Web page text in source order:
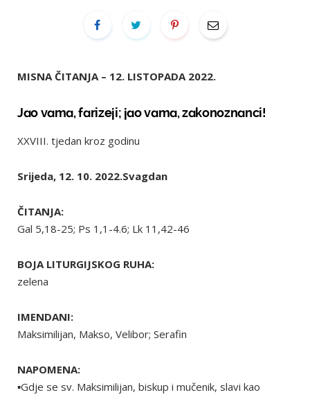
MISNA ČITANJA – 12. LISTOPADA 2022.
Jao vama, farizeji; jao vama, zakonoznanci!
XXVIII. tjedan kroz godinu
Srijeda, 12. 10. 2022.Svagdan
ČITANJA:
Gal 5,18-25; Ps 1,1-4.6; Lk 11,42-46
BOJA LITURGIJSKOG RUHA:
zelena
IMENDANI:
Maksimilijan, Makso, Velibor; Serafin
NAPOMENA:
▪Gdje se sv. Maksimilijan, biskup i mučenik, slavi kao